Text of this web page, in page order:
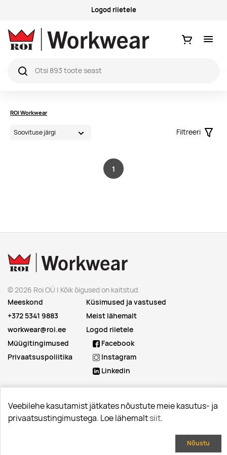
Logod riietele
Ostukorv
ROI Workwear
Filtreeri
Filter
1
© 2026 Roi OÜ | Kõik õigused on kaitstud.
Meeskond
+372 5341 9883
workwear@roi.ee
Küsimused ja vastused
Meist lähemalt
Logod riietele
Müügitingimused
Privaatsuspoliitika
Facebook
Instagram
Linkedin
Veebilehe kasutamist jätkates nõustute meie kasutus- ja
privaatsustingimustega. Loe lähemaltsiit.
Nõustu